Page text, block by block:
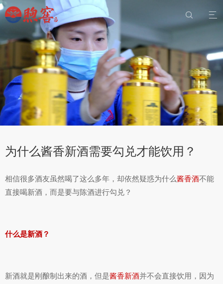


为什么酱香新酒需要勾兑才能饮用？
相信很多酒友虽然喝了这么多年，却依然疑惑为什么酱香酒不能
直接喝新酒，而是要与陈酒进行勾兑？
什么是新酒？
新酒就是刚酿制出来的酒，但是酱香新酒并不会直接饮用，因为